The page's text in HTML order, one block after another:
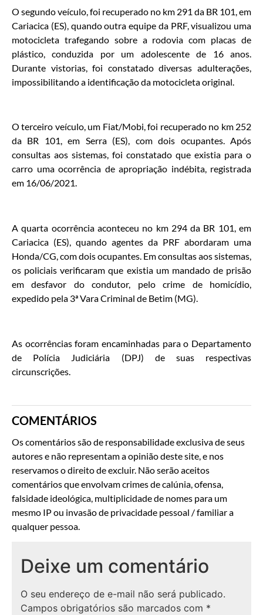
O segundo veículo, foi recuperado no km 291 da BR 101, em
Cariacica (ES), quando outra equipe da PRF, visualizou uma
motocicleta trafegando sobre a rodovia com placas de
plástico, conduzida por um adolescente de 16 anos.
Durante vistorias, foi constatado diversas adulterações,
impossibilitando a identificação da motocicleta original.
O terceiro veículo, um Fiat/Mobi, foi recuperado no km 252
da BR 101, em Serra (ES), com dois ocupantes. Após
consultas aos sistemas, foi constatado que existia para o
carro uma ocorrência de apropriação indébita, registrada
em 16/06/2021.
A quarta ocorrência aconteceu no km 294 da BR 101, em
Cariacica (ES), quando agentes da PRF abordaram uma
Honda/CG, com dois ocupantes. Em consultas aos sistemas,
os policiais verificaram que existia um mandado de prisão
em desfavor do condutor, pelo crime de homicídio,
expedido pela 3ª Vara Criminal de Betim (MG).
As ocorrências foram encaminhadas para o Departamento
de Polícia Judiciária (DPJ) de suas respectivas
circunscrições.
COMENTÁRIOS
Os comentários são de responsabilidade exclusiva de seus
autores e não representam a opinião deste site, e nos
reservamos o direito de excluir. Não serão aceitos
comentários que envolvam crimes de calúnia, ofensa,
falsidade ideológica, multiplicidade de nomes para um
mesmo IP ou invasão de privacidade pessoal / familiar a
qualquer pessoa.
Deixe um comentário
O seu endereço de e-mail não será publicado.
Campos obrigatórios são marcados com *